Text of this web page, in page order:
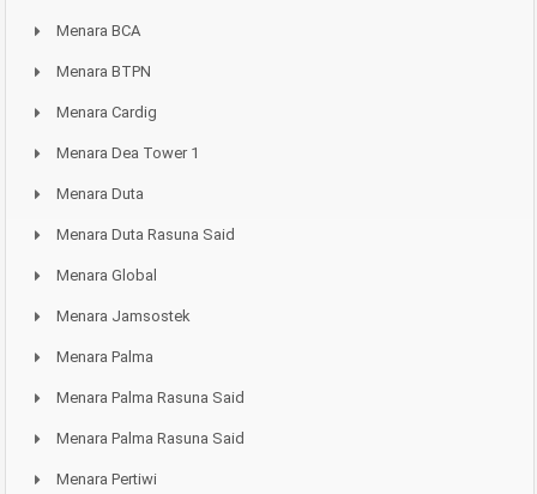
Menara BCA
Menara BTPN
Menara Cardig
Menara Dea Tower 1
Menara Duta
Menara Duta Rasuna Said
Menara Global
Menara Jamsostek
Menara Palma
Menara Palma Rasuna Said
Menara Palma Rasuna Said
Menara Pertiwi